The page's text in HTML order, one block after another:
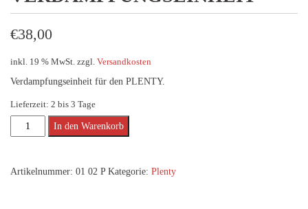
€38,00
inkl. 19 % MwSt. zzgl. Versandkosten
Verdampfungseinheit für den PLENTY.
Lieferzeit: 2 bis 3 Tage
PLENTY
In den Warenkorb
Artikelnummer: 01 02 P Kategorie: Plenty